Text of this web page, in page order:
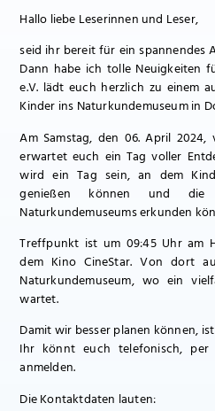
Hallo liebe Leserinnen und Leser,
seid ihr bereit für ein spannendes
Dann habe ich tolle Neuigkeiten
e.V. lädt euch herzlich zu einem
Kinder ins Naturkundemuseum in
Am Samstag, den 06. April
erwartet euch ein Tag voller
wird ein Tag sein, an dem
genießen können und die
Naturkundemuseums erkunden
Treffpunkt ist um 09:45 Uhr am
dem Kino CineStar. Von dort
Naturkundemuseum, wo ein
wartet.
Damit wir besser planen können,
Ihr könnt euch telefonisch,
anmelden.
Die Kontaktdaten lauten: